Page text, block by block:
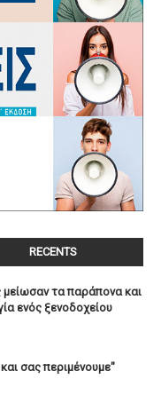
RECENTS
τα παράπονα και
ενός ξενοδοχείου
σας περιμένουμε"